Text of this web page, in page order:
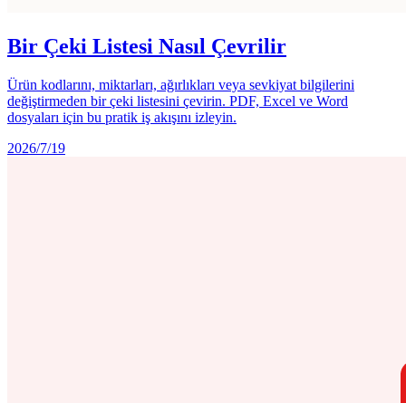
Bir Çeki Listesi Nasıl Çevrilir
Ürün kodlarını, miktarları, ağırlıkları veya sevkiyat bilgilerini
değiştirmeden bir çeki listesini çevirin. PDF, Excel ve Word
dosyaları için bu pratik iş akışını izleyin.
2026/7/19